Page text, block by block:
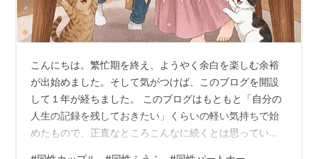
こんにちは。繁忙期を終え、ようやく余白を楽しむ余裕
が出始めました。そして気がつけば、このブログを開設
して１年が経ちました。 このブログはもともと「自分の
人生の記録を残しておきたい」くらいの軽い気持ちで始
めたもので、正直なところこんなに続くとは思っていま